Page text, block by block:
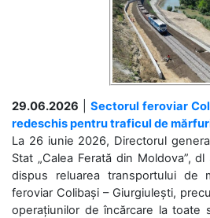
29.06.2026
Sectorul feroviar
redeschis pentru traficul de
La 26 iunie 2026, Directorul
Stat „Calea Ferată din Moldova”,
dispus reluarea transportului de
feroviar Colibași – Giurgiulești,
operațiunilor de încărcare la toate